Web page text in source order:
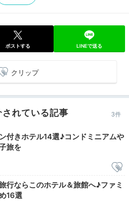
2日目
し
ポストする LINEで送る
クリップ
されている記事 3件
付きホテル14選♪コンドミニアムや
旅を
行ならこのホテル＆旅館へ♪ファミ
16選